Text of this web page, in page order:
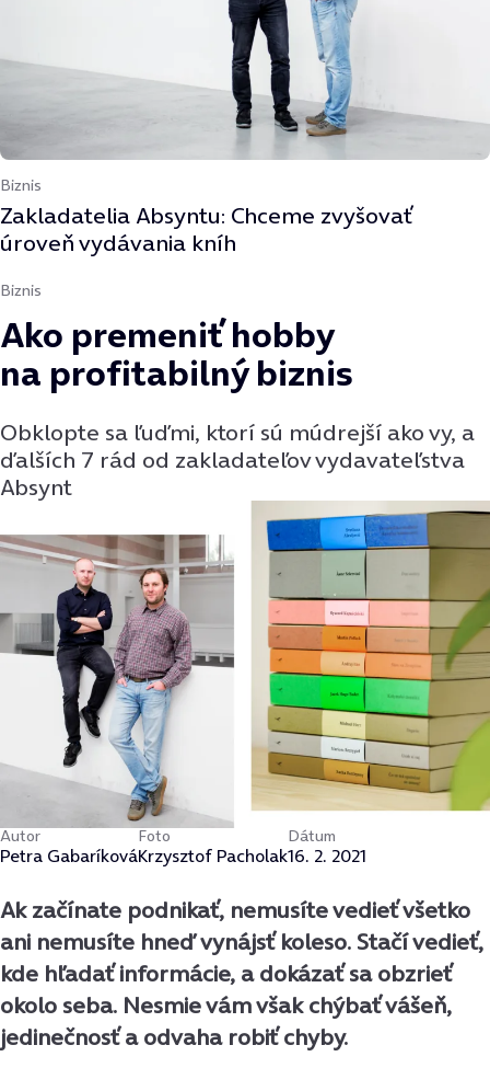
Biznis
Zakladatelia Absyntu: Chceme zvyšovať
úroveň vydávania kníh
Biznis
Ako premeniť hobby
na profitabilný biznis
Obklopte sa ľuďmi, ktorí sú múdrejší ako vy, a
ďalších 7 rád od zakladateľov vydavateľstva
Absynt
Autor
Petra Gabaríková
Foto
Krzysztof Pacholak
Dátum
16. 2. 2021
Ak začínate podnikať, nemusíte vedieť všetko
ani nemusíte hneď vynájsť koleso. Stačí vedieť,
kde hľadať informácie, a dokázať sa obzrieť
okolo seba. Nesmie vám však chýbať vášeň,
jedinečnosť a odvaha robiť chyby.